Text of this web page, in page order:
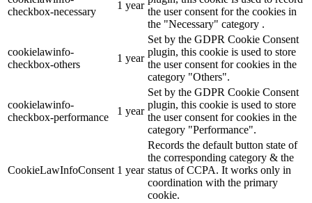
checkbox-necessary
1 year
the user consent for the cookies in
the "Necessary" category .
cookielawinfo-
checkbox-others
1 year
Set by the GDPR Cookie Consent
plugin, this cookie is used to store
the user consent for cookies in the
category "Others".
cookielawinfo-
checkbox-performance
1 year
Set by the GDPR Cookie Consent
plugin, this cookie is used to store
the user consent for cookies in the
category "Performance".
CookieLawInfoConsent 1 year
Records the default button state of
the corresponding category & the
status of CCPA. It works only in
coordination with the primary
cookie.